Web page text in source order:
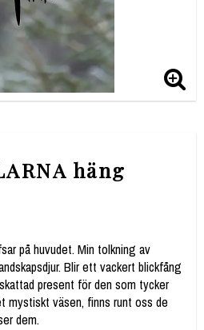
häng
på huvudet. Min tolkning av
Blir ett vackert blickfång
present för den som tycker
väsen, finns runt oss de
dem.